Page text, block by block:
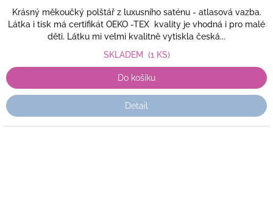
Krásný měkoučký polštář z luxusního saténu - atlasová vazba.
Látka i tisk má certifikát OEKO -TEX kvality je vhodná i pro malé
děti. Látku mi velmi kvalitně vytiskla česká...
SKLADEM (1 KS)
Do košíku
Detail